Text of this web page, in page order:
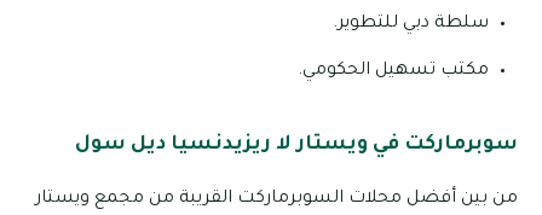
سلطة دبي للتطوير.
مكتب تسهيل الحكومي.
سوبرماركت في ويستار لا ريزيدنسيا ديل سول
من بين أفضل محلات السوبرماركت القريبة من مجمع ويستار